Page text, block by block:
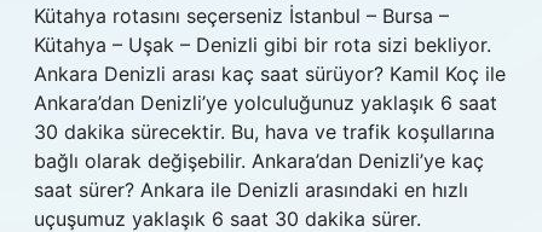
Kütahya rotasını seçerseniz İstanbul – Bursa –
Kütahya – Uşak – Denizli gibi bir rota sizi bekliyor.
Ankara Denizli arası kaç saat sürüyor? Kamil Koç ile
Ankara’dan Denizli’ye yolculuğunuz yaklaşık 6 saat
30 dakika sürecektir. Bu, hava ve trafik koşullarına
bağlı olarak değişebilir. Ankara’dan Denizli’ye kaç
saat sürer? Ankara ile Denizli arasındaki en hızlı
uçuşumuz yaklaşık 6 saat 30 dakika sürer.